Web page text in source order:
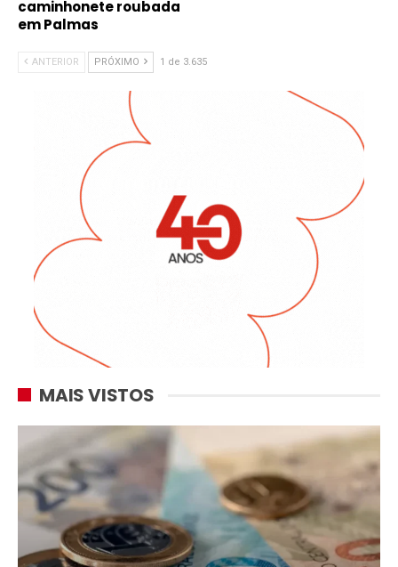
caminhonete roubada
em Palmas
ANTERIOR PRÓXIMO 1 de 3.635
MAIS VISTOS